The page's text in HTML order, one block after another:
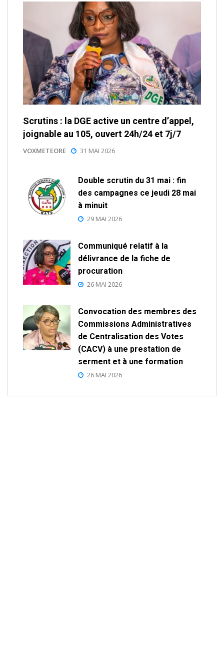
Scrutins : la DGE active un centre d’appel,
joignable au 105, ouvert 24h/24 et 7j/7
VOXMETEORE 31 MAI 2026
Double scrutin du 31 mai : fin
des campagnes ce jeudi 28 mai
à minuit
29 MAI 2026
Communiqué relatif à la
délivrance de la fiche de
procuration
26 MAI 2026
Convocation des membres des
Commissions Administratives
de Centralisation des Votes
(CACV) à une prestation de
serment et à une formation
26 MAI 2026